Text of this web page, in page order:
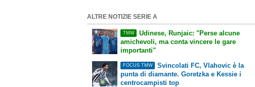
ALTRE NOTIZIE SERIE A
TMW
Udinese, Runjaic: "Perse alcune
amichevoli, ma conta vincere le gare
importanti"
FOCUS TMW
Svincolati FC, Vlahovic è la
punta di diamante. Goretzka e Kessie i
centrocampisti top